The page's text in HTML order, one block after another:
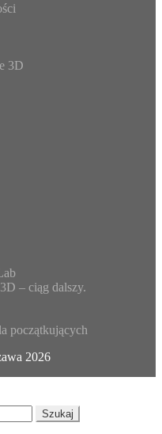
3D
– ciąg dalszy.
początkujących
2026
Szukaj